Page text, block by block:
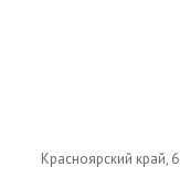
Красноярский край, 6